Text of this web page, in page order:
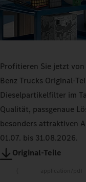
Profitieren Sie jetzt
Benz Trucks Original-
Dieselpartikelfilter im
Qualität, passgenaue
besonders attraktiven
01.07. bis 31.08.2026.
Original-Teile